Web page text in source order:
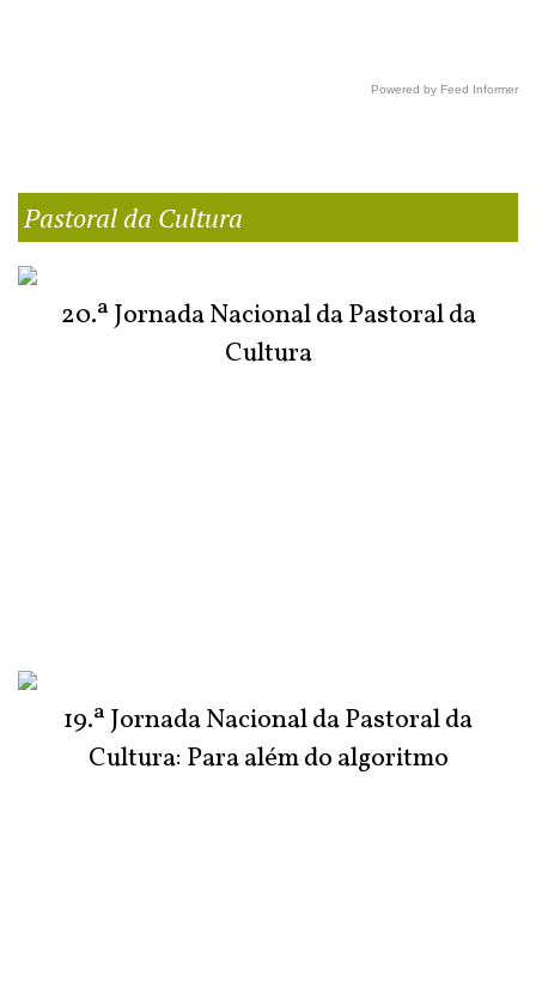
Powered by Feed Informer
Pastoral da Cultura
20.ª Jornada Nacional da Pastoral da
Cultura
19.ª Jornada Nacional da Pastoral da
Cultura: Para além do algoritmo